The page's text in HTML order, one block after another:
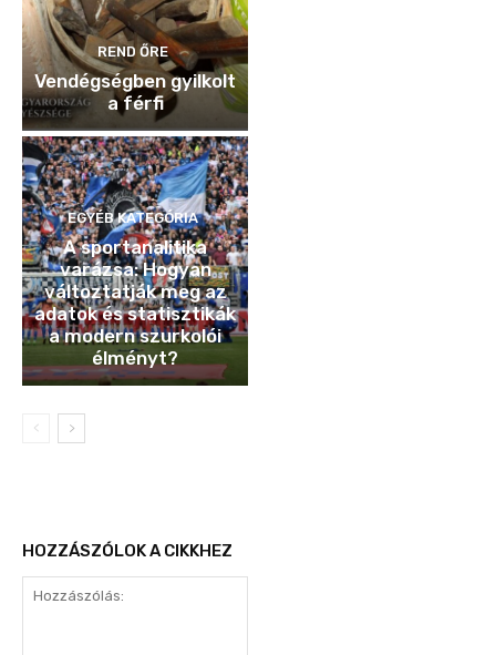
REND ŐRE
Vendégségben gyilkolt
a férfi
EGYÉB KATEGÓRIA
A sportanalitika
varázsa: Hogyan
változtatják meg az
adatok és statisztikák
a modern szurkolói
élményt?
HOZZÁSZÓLOK A CIKKHEZ